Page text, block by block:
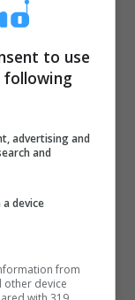
il ragazzo è
corazza di
o
proverò lo
se è
non credo
to use
advertising and
and
device
from
other device